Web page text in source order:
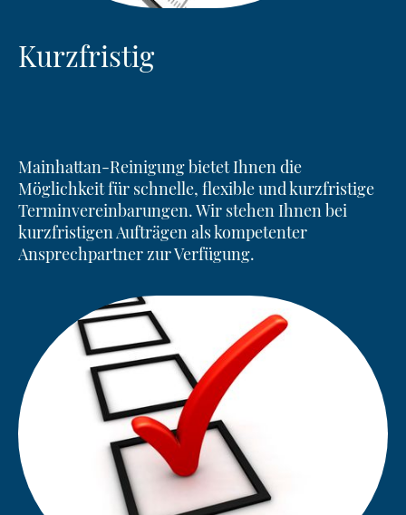
Kurzfristig
Mainhattan-Reinigung bietet Ihnen die
Möglichkeit für schnelle, flexible und kurzfristige
Terminvereinbarungen. Wir stehen Ihnen bei
kurzfristigen Aufträgen als kompetenter
Ansprechpartner zur Verfügung.